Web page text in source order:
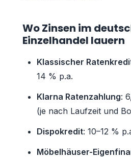
Wo Zinsen im
Einzelhandel lauern
Klassischer
14 % p.a.
Klarna Ratenzahlung:
(je nach Laufzeit und
Dispokredit: 10–12 %
Möbelhäuser-